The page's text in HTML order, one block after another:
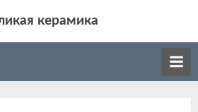
керамика